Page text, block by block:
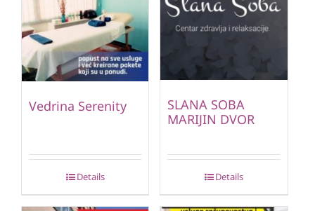
Vedrina Serenity
Details
SLANA SOBA
MARIJIN DVOR
Details